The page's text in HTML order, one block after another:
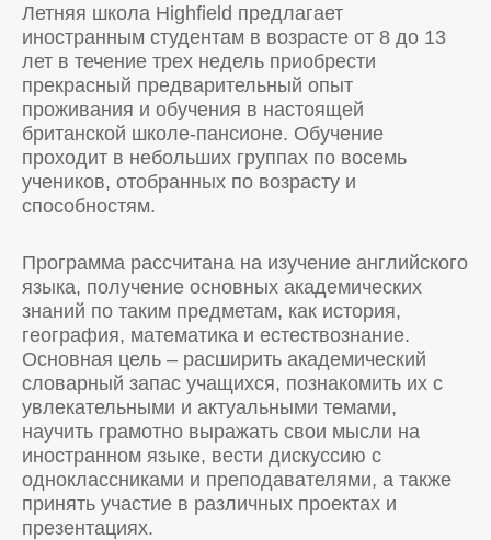
Летняя школа Highfield предлагает
иностранным студентам в возрасте от 8 до 13
лет в течение трех недель приобрести
прекрасный предварительный опыт
проживания и обучения в настоящей
британской школе-пансионе. Обучение
проходит в небольших группах по восемь
учеников, отобранных по возрасту и
способностям.
Программа рассчитана на изучение английского
языка, получение основных академических
знаний по таким предметам, как история,
география, математика и естествознание.
Основная цель – расширить академический
словарный запас учащихся, познакомить их с
увлекательными и актуальными темами,
научить грамотно выражать свои мысли на
иностранном языке, вести дискуссию с
одноклассниками и преподавателями, а также
принять участие в различных проектах и
презентациях.